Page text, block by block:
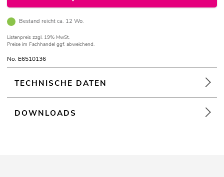
Bestand reicht ca. 12 Wo.
Listenpreis zzgl. 19% MwSt.
Preise im Fachhandel ggf. abweichend.
No. E6510136
TECHNISCHE DATEN
DOWNLOADS